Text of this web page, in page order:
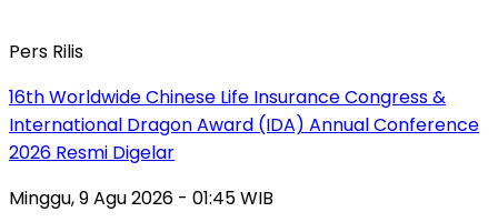
Pers Rilis
16th Worldwide Chinese Life Insurance Congress &
International Dragon Award (IDA) Annual Conference
2026 Resmi Digelar
Minggu, 9 Agu 2026 - 01:45 WIB